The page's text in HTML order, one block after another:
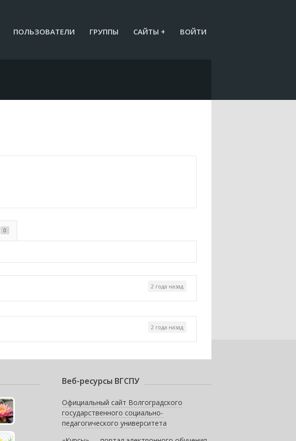
ПОЛЬЗОВАТЕЛИ ГРУППЫ САЙТЫ + ВОЙТИ
0
2 года назад
2 года назад
Веб-ресурсы ВГСПУ
Официальный сайт Волгоградского
государственного социально-
педагогического университета